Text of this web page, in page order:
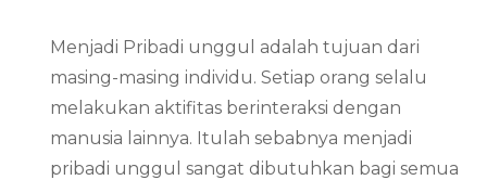
Menjadi Pribadi unggul adalah tujuan dari
masing-masing individu. Setiap orang selalu
melakukan aktifitas berinteraksi dengan
manusia lainnya. Itulah sebabnya menjadi
pribadi unggul sangat dibutuhkan bagi semua